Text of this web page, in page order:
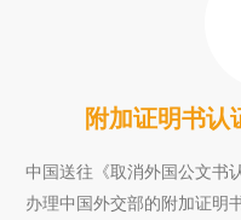
附加证明书认
中国送往《取消外国公文书
办理中国外交部的附加证明